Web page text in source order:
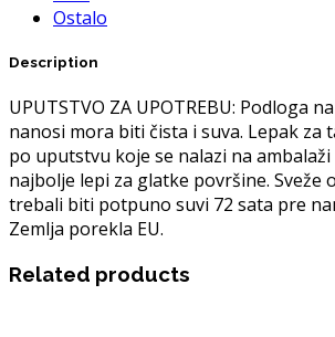
Ostalo
Description
UPUTSTVO ZA UPOTREBU: Podloga
nanosi mora biti čista i suva. Lepak za
po uputstvu koje se nalazi na
najbolje lepi za glatke površine. Sveže
trebali biti potpuno suvi 72 sata pre
Zemlja porekla EU.
Related products